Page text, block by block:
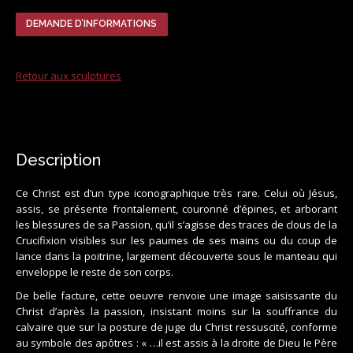
DEMANDE D’INFORMATIONS
Retour aux sculptures
Description
Ce Christ est d’un type iconographique très rare. Celui où Jésus,
assis, se présente frontalement, couronné d’épines, et arborant
les blessures de sa Passion, qu’il s’agisse des traces de clous de la
Crucifixion visibles sur les paumes de ses mains ou du coup de
lance dans la poitrine, largement découverte sous le manteau qui
enveloppe le reste de son corps.
De belle facture, cette oeuvre renvoie une image saisissante du
Christ d’après la passion, insistant moins sur la souffrance du
calvaire que sur la posture de juge du Christ ressuscité, conforme
au symbole des apôtres : « …il est assis à la droite de Dieu le Père